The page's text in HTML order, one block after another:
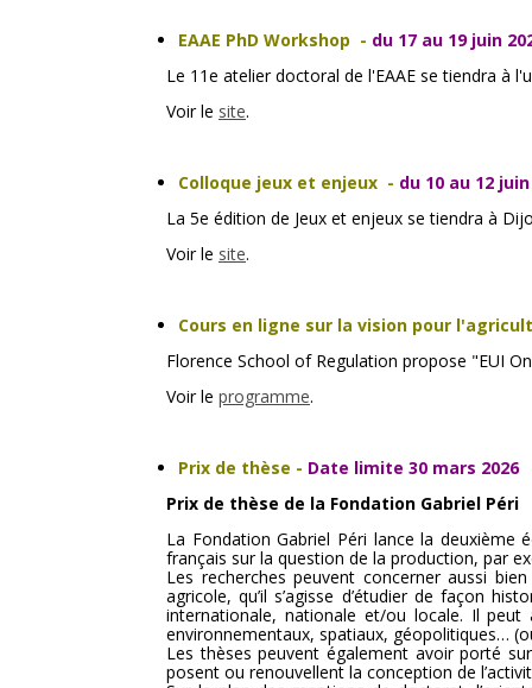
EAAE PhD Workshop - du 17 au 19 juin
Le 11e atelier doctoral de l'EAAE se tiendra à
Voir le site.
Colloque jeux et enjeux - du 10 au 12
La 5e édition de Jeux et enjeux se tiendra à
Voir le site.
Cours en ligne sur la vision pour
Florence School of Regulation propose "EUI
Voir le programme.
Prix de thèse - Date limite 30 mars 2026
Prix de thèse de la Fondation Gabriel Péri
La Fondation Gabriel Péri lance la
français sur la question de la production, par
Les recherches peuvent concerner aussi
agricole, qu’il s’agisse d’étudier de façon
internationale, nationale et/ou locale. Il peut
environnementaux, spatiaux, géopolitiques…
Les thèses peuvent également avoir porté
posent ou renouvellent la conception de